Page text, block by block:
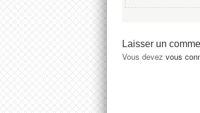
Laisser un
Vous devez vous